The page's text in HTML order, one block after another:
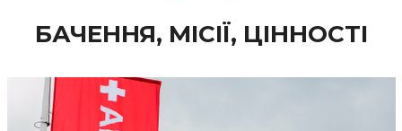
БАЧЕННЯ, МІСІЇ, ЦІННОСТІ